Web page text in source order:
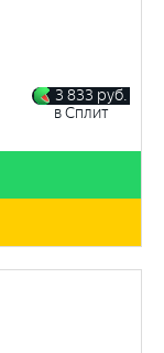
3 833 руб.
в Сплит